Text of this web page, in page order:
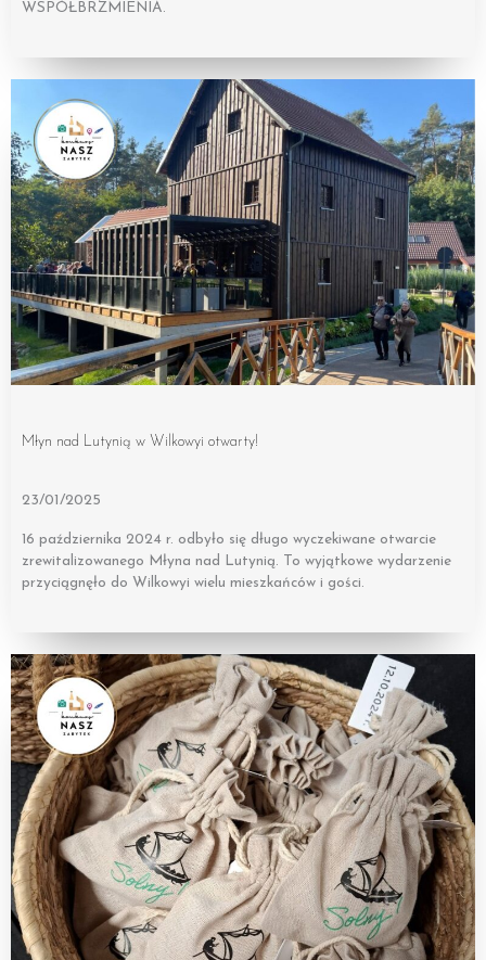
WSPÓŁBRZMIENIA.
Młyn nad Lutynią w Wilkowyi otwarty!
23/01/2025
16 października 2024 r. odbyło się długo wyczekiwane otwarcie
zrewitalizowanego Młyna nad Lutynią. To wyjątkowe wydarzenie
przyciągnęło do Wilkowyi wielu mieszkańców i gości.